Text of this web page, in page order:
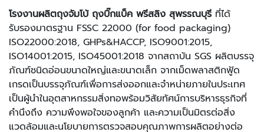
โรงงานผลิตถุงจัมโบ้ ถุงบิ๊กแบ็ค พรีสลิง สุพรรณบุรี ที่ได้
รับรองมาตรฐาน FSSC 22000 (for food packaging)
ISO22000:2018, GHPs&HACCP, ISO9001:2015,
ISO14001:2015, ISO45001:2018 จากสถาบัน SGS ผลิตบรรจุ
ภัณฑ์ชนิดอ่อนขนาดใหญ่และขนาดเล็ก จากเม็ดพลาสติกฟู้ด
เกรดเป็นบรรจุภัณฑ์เพื่อการส่งออกและจำหน่ายภายในประเทศ
เป็นผู้นำในอุตสาหกรรมสิ่งทอพร้อมวิสัยทัศน์การบริหารธุรกิจที่
คำนึงถึง ความพึงพอใจของลูกค้า และความเป็นมิตรต่อสิ่ง
แวดล้อมและนโยบายการตรวจสอบคุณภาพการผลิตอย่างต่อ